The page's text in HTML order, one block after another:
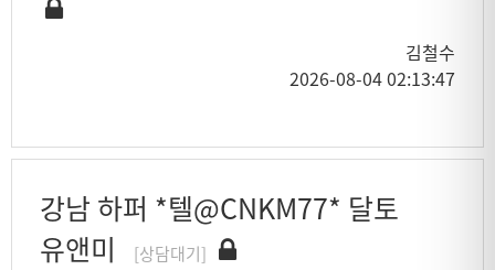
김철수
2026-08-04 02:13:47
강남 하퍼 *텔@CNKM77* 달토
유앤미
[상담대기]